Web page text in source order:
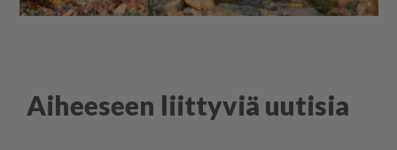
Aiheeseen liittyviä uutisia